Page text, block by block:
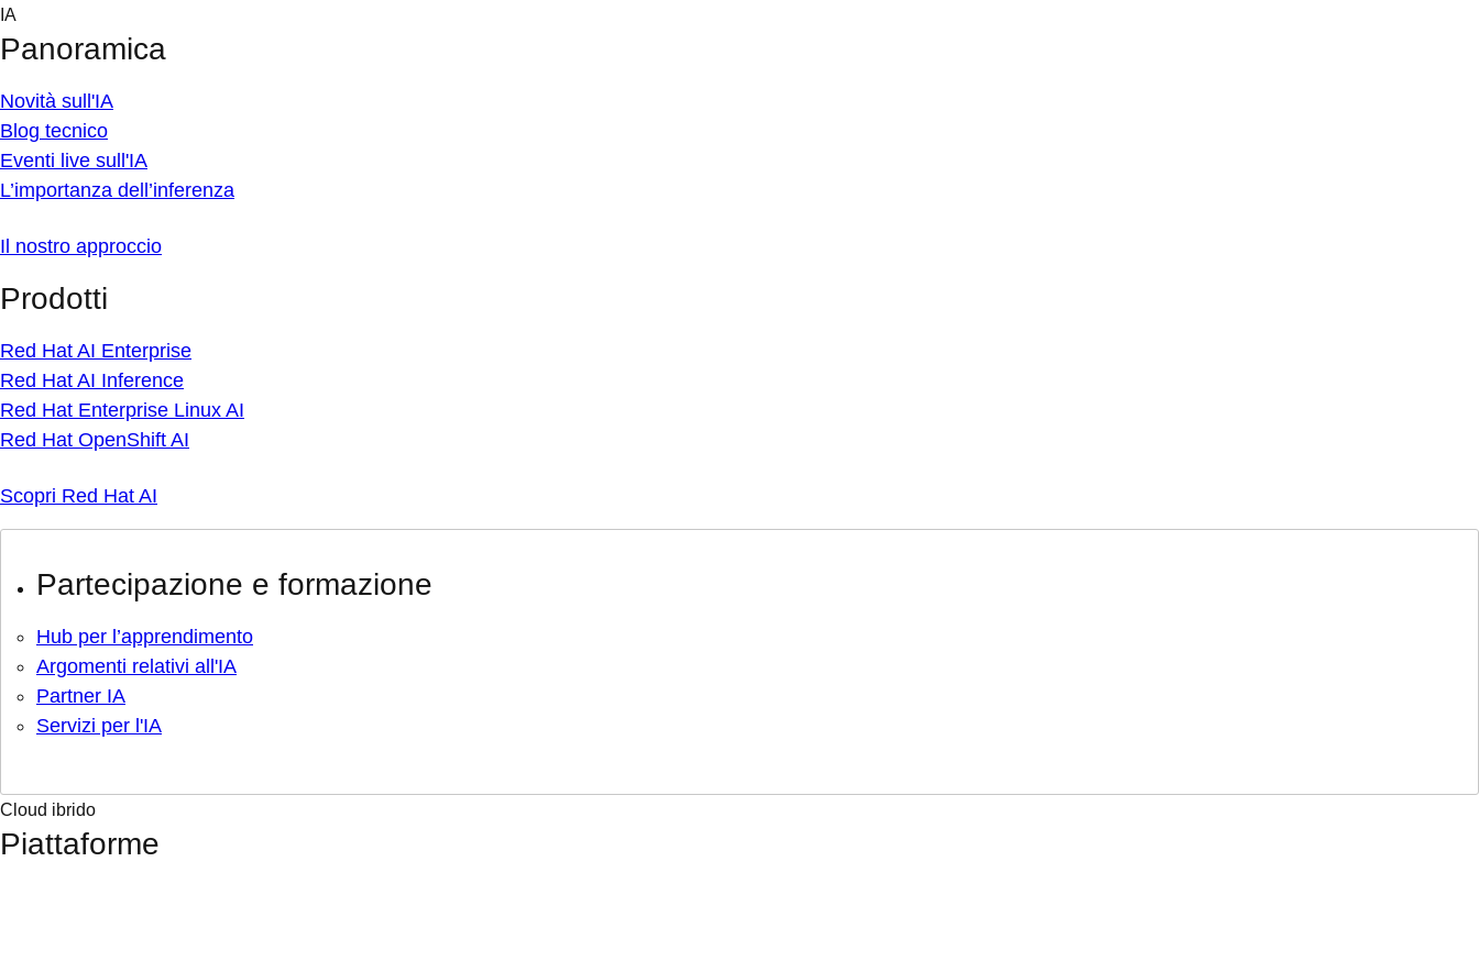
Skip
content
IA
Panoramica
Novità sull'IA
Blog tecnico
Eventi live sull'IA
L’importanza dell’inferenza
Il nostro approccio
Prodotti
Red Hat AI Enterprise
Red Hat AI Inference
Red Hat Enterprise Linux AI
Red Hat OpenShift AI
Scopri Red Hat AI
Partecipazione e formazione
Hub per l’apprendimento
Argomenti relativi all'IA
Partner IA
Servizi per l'IA
Cloud ibrido
Piattaforme